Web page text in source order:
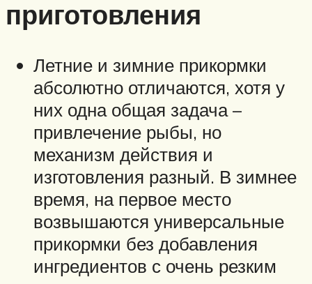
приготовления
Летние и зимние прикормки
абсолютно отличаются, хотя у
них одна общая задача –
привлечение рыбы, но
механизм действия и
изготовления разный. В зимнее
время, на первое место
возвышаются универсальные
прикормки без добавления
ингредиентов с очень резким